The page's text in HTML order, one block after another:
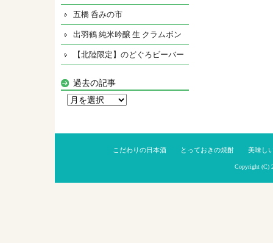
五橋 呑みの市
出羽鶴 純米吟醸 生 クラムボン
【北陸限定】のどぐろビーバー
過去の記事
こだわりの日本酒 とっておきの焼酎 美味し
Copyright (C)